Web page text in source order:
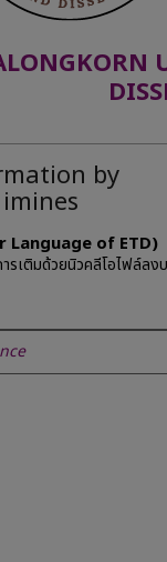
by
of ETD)
รเติมด้วยนิวคลีโอไฟล์ลง